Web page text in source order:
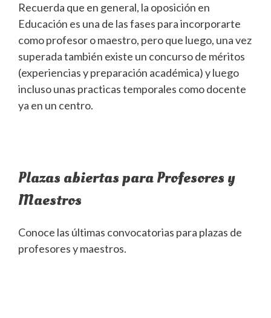
Recuerda que en general, la oposición en
Educación es una de las fases para incorporarte
como profesor o maestro, pero que luego, una vez
superada también existe un concurso de méritos
(experiencias y preparación académica) y luego
incluso unas practicas temporales como docente
ya en un centro.
Plazas abiertas para Profesores y
Maestros
Conoce las últimas convocatorias para plazas de
profesores y maestros.